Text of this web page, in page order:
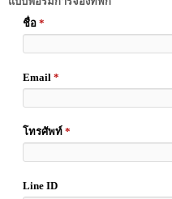
ชื่อ *
Email *
โทรศัพท์ *
Line ID